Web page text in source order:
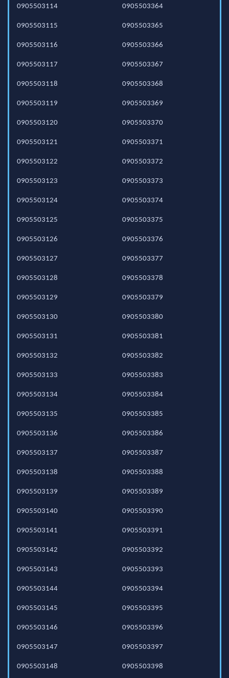
0905503114
0905503115
0905503116
0905503117
0905503118
0905503119
0905503120
0905503121
0905503122
0905503123
0905503124
0905503125
0905503126
0905503127
0905503128
0905503129
0905503130
0905503131
0905503132
0905503133
0905503134
0905503135
0905503136
0905503137
0905503138
0905503139
0905503140
0905503141
0905503142
0905503143
0905503144
0905503145
0905503146
0905503147
0905503148
0905503364
0905503365
0905503366
0905503367
0905503368
0905503369
0905503370
0905503371
0905503372
0905503373
0905503374
0905503375
0905503376
0905503377
0905503378
0905503379
0905503380
0905503381
0905503382
0905503383
0905503384
0905503385
0905503386
0905503387
0905503388
0905503389
0905503390
0905503391
0905503392
0905503393
0905503394
0905503395
0905503396
0905503397
0905503398